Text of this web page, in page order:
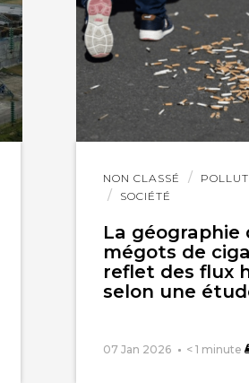
NON CLASSÉ
SOCIÉTÉ
La géographie
mégots de
reflet des flux
selon une
07 Jan 2026 < 1 minute
Lire
l'article